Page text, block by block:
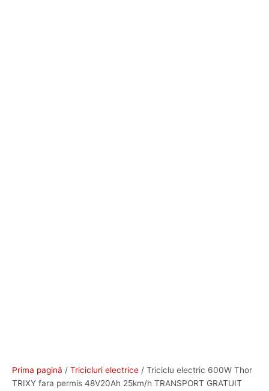
Prima pagină / Tricicluri electrice / Triciclu electric 600W Thor
TRIXY fara permis 48V20Ah 25km/h TRANSPORT GRATUIT